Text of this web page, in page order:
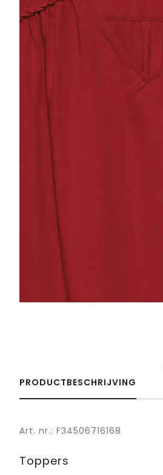
PRODUCTBESCHRIJVING
Art. nr.: F34506716168
Toppers